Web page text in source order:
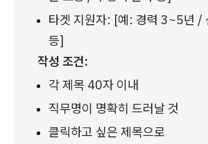
타겟 지원자: [예: 경력 3~5년 /
등]
작성 조건:
각 제목 40자 이내
직무명이 명확히 드러날 것
클릭하고 싶은 제목으로